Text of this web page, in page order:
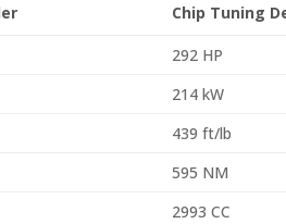
Chip Tuning
292 HP
214 kW
439 ft/lb
595 NM
2993 CC